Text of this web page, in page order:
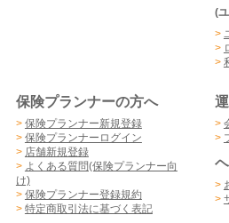
(
>
>
>
保険プランナーの方へ
> 保険プランナー新規登録
> 保険プランナーログイン
> 店舗新規登録
> よくある質問(保険プランナー向
け)
> 保険プランナー登録規約
> 特定商取引法に基づく表記
>
>
>
>